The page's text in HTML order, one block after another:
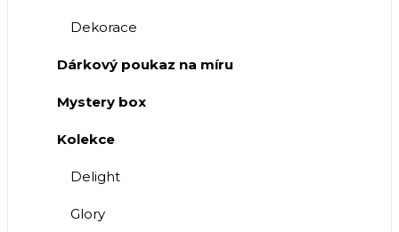
Dekorace
Dárkový poukaz na míru
Mystery box
Kolekce
Delight
Glory